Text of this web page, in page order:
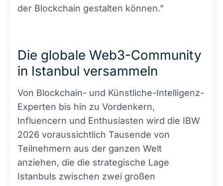
der Blockchain gestalten können."
Die globale Web3-Community
in Istanbul versammeln
Von Blockchain- und Künstliche-Intelligenz-
Experten bis hin zu Vordenkern,
Influencern und Enthusiasten wird die IBW
2026 voraussichtlich Tausende von
Teilnehmern aus der ganzen Welt
anziehen, die die strategische Lage
Istanbuls zwischen zwei großen